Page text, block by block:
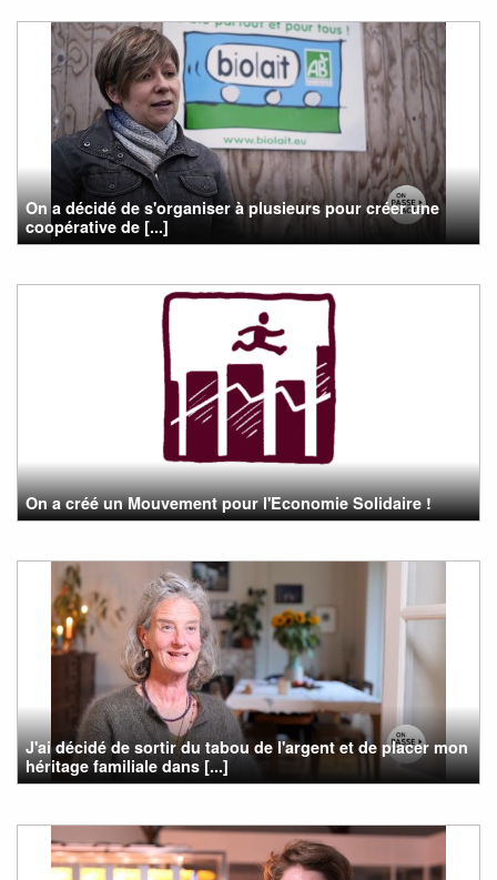
On a décidé de s'organiser à plusieurs pour créer une
coopérative de [...]
On a créé un Mouvement pour l'Economie Solidaire !
J'ai décidé de sortir du tabou de l'argent et de placer mon
héritage familiale dans [...]